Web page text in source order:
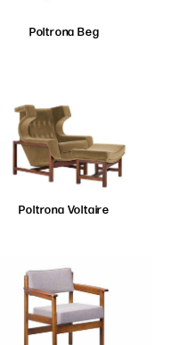
Poltrona Beg
Poltrona Voltaire